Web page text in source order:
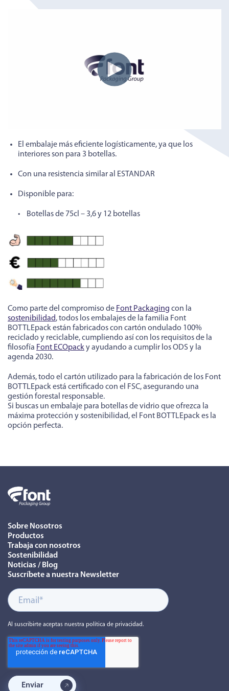
El embalaje más eficiente logísticamente, ya que los
interiores son para 3 botellas.
Con una resistencia similar al ESTANDAR
Disponible para:
• Botellas de 75cl – 3,6 y 12 botellas
Como parte del compromiso de Font Packaging con la
sostenibilidad, todos los embalajes de la familia Font
BOTTLEpack están fabricados con cartón ondulado 100%
reciclado y reciclable, cumpliendo así con los requisitos de la
filosofía Font ECOpacky ayudando a cumplir los ODS y la
agenda 2030.
Además, todo el cartón utilizado para la fabricación de los Font
BOTTLEpack está certificado con el FSC, asegurando una
gestión forestal responsable.
Si buscas un embalaje para botellas de vidrio que ofrezca la
máxima protección y sostenibilidad, el Font BOTTLEpack es la
opción perfecta.
Sobre Nosotros
Productos
Trabaja con nosotros
Sostenibilidad
Noticias / Blog
Suscríbete a nuestra Newsletter
Al suscribirte aceptas nuestra política de privacidad.